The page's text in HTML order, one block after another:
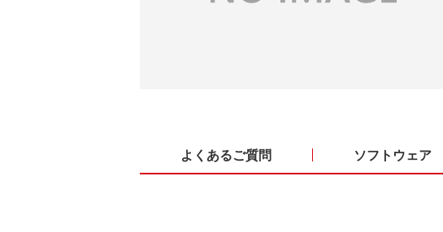
よくあるご質問 ソフトウェア